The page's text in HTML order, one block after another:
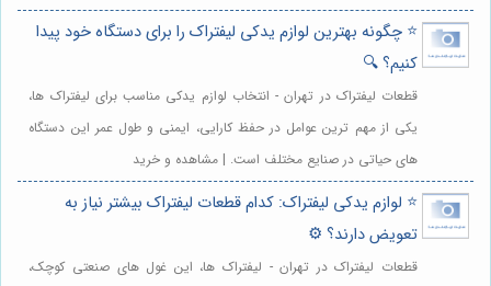
⭐️ چگونه بهترین لوازم یدکی لیفتراک را برای دستگاه خود پیدا
کنیم؟ 🔍
قطعات لیفتراک در تهران - انتخاب لوازم یدکی مناسب برای لیفتراک ها،
یکی از مهم ترین عوامل در حفظ کارایی، ایمنی و طول عمر این دستگاه
های حیاتی در صنایع مختلف است. | مشاهده و خرید
⭐️ لوازم یدکی لیفتراک: کدام قطعات لیفتراک بیشتر نیاز به
تعویض دارند؟ ⚙️
قطعات لیفتراک در تهران - لیفتراک ها، این غول های صنعتی کوچک،